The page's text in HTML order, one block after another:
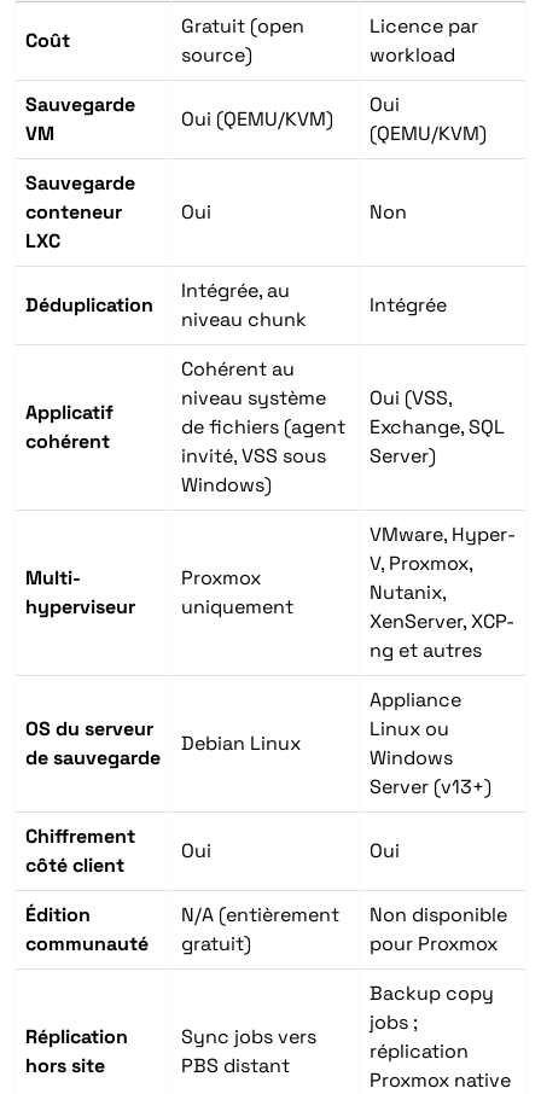
Coût
Gratuit (open
source)
Licence par
workload
Sauvegarde
VM
Oui (QEMU/KVM)
Oui
(QEMU/KVM)
Sauvegarde
conteneur
LXC
Oui Non
Déduplication
Intégrée, au
niveau chunk
Intégrée
Applicatif
cohérent
Cohérent au
niveau système
de fichiers (agent
invité, VSS sous
Windows)
Oui (VSS,
Exchange, SQL
Server)
Multi-
hyperviseur
Proxmox
uniquement
VMware, Hyper-
V, Proxmox,
Nutanix,
XenServer, XCP-
ng et autres
OS du serveur
de sauvegarde
Debian Linux
Appliance
Linux ou
Windows
Server (v13+)
Chiffrement
côté client
Oui Oui
Édition
communauté
N/A (entièrement
gratuit)
Non disponible
pour Proxmox
Réplication
hors site
Sync jobs vers
PBS distant
Backup copy
jobs ;
réplication
Proxmox native